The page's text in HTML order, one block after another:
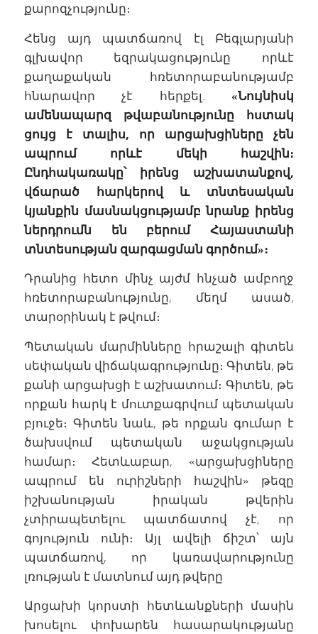
քարոզչությունը։
Հենց այդ պատճառով էլ Բեգլարյանի
գլխավոր եզրակացությունը որևէ
քաղաքական հռետորաբանությամբ
հնարավոր չէ հերքել. «Նույնիսկ
ամենապարզ թվաբանությունը հստակ
ցույց է տալիս, որ արցախցիները չեն
ապրում որևէ մեկի հաշվին։
Ընդհակառակը՝ իրենց աշխատանքով,
վճարած հարկերով և տնտեսական
կյանքին մասնակցությամբ նրանք իրենց
ներդրումն են բերում Հայաստանի
տնտեսության զարգացման գործում»։
Դրանից հետո մինչ այժմ հնչած ամբողջ
հռետորաբանությունը, մեղմ ասած,
տարօրինակ է թվում։
Պետական մարմինները հրաշալի գիտեն
սեփական վիճակագրությունը։ Գիտեն, թե
քանի արցախցի է աշխատում։ Գիտեն, թե
որքան հարկ է մուտքագրվում պետական
բյուջե։ Գիտեն նաև, թե որքան գումար է
ծախսվում պետական աջակցության
համար։ Հետևաբար, «արցախցիները
ապրում են ուրիշների հաշվին» թեզը
իշխանության իրական թվերին
չտիրապետելու պատճատով չէ, որ
գոյություն ունի։ Այլ ավելի ճիշտ՝ այն
պատճառով, որ կառավարությունը
լռության է մատնում այդ թվերը
Արցախի կորստի հետևանքների մասին
խոսելու փոխարեն հասարակությանը